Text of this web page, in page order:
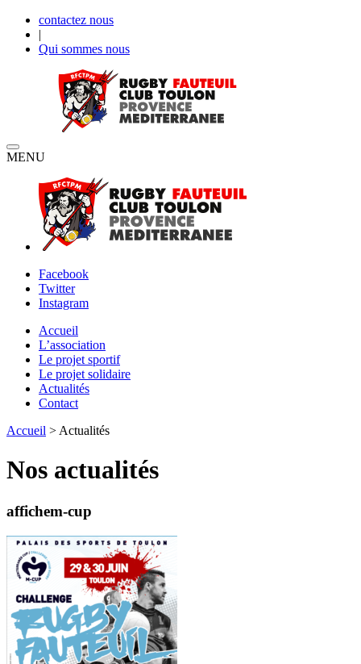
contactez nous
|
Qui sommes nous
MENU
Facebook
Twitter
Instagram
Accueil
L’association
Le projet sportif
Le projet solidaire
Actualités
Contact
Accueil > Actualités
Nos actualités
affichem-cup